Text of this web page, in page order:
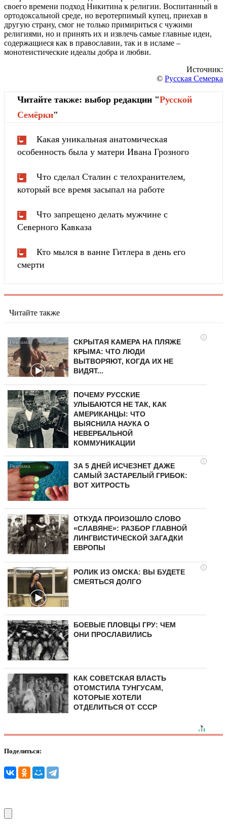
своего времени подход Никитина к религии. Воспитанный в
ортодоксальной среде, но веротерпимый купец, приехав в
другую страну, смог не только примириться с чужими
религиями, но и принять их и извлечь самые главные идеи,
содержащиеся как в православии, так и в исламе –
монотеистические идеалы добра и любви.
Источник:
© Русская Семерка
Читайте также: выбор редакции "Русской
Cемёрки"
Какая уникальная анатомическая
особенность была у матери Ивана Грозного
Что сделал Сталин с телохранителем,
который все время засыпал на работе
Что запрещено делать мужчине с
Северного Кавказа
Кто мылся в ванне Гитлера в день его
смерти
Читайте также
i
СКРЫТАЯ КАМЕРА НА ПЛЯЖЕ
КРЫМА: ЧТО ЛЮДИ
ВЫТВОРЯЮТ, КОГДА ИХ НЕ
ВИДЯТ...
ПОЧЕМУ РУССКИЕ
УЛЫБАЮТСЯ НЕ ТАК, КАК
АМЕРИКАНЦЫ: ЧТО
ВЫЯСНИЛА НАУКА О
НЕВЕРБАЛЬНОЙ
КОММУНИКАЦИИ
i
ЗА 5 ДНЕЙ ИСЧЕЗНЕТ ДАЖЕ
САМЫЙ ЗАСТАРЕЛЫЙ ГРИБОК:
ВОТ ХИТРОСТЬ
ОТКУДА ПРОИЗОШЛО СЛОВО
«СЛАВЯНЕ»: РАЗБОР ГЛАВНОЙ
ЛИНГВИСТИЧЕСКОЙ ЗАГАДКИ
ЕВРОПЫ
i
РОЛИК ИЗ ОМСКА: ВЫ БУДЕТЕ
СМЕЯТЬСЯ ДОЛГО
БОЕВЫЕ ПЛОВЦЫ ГРУ: ЧЕМ
ОНИ ПРОСЛАВИЛИСЬ
КАК СОВЕТСКАЯ ВЛАСТЬ
ОТОМСТИЛА ТУНГУCAМ,
КОТОРЫЕ ХОТЕЛИ
ОТДЕЛИТЬСЯ ОТ СССР
Поделиться: